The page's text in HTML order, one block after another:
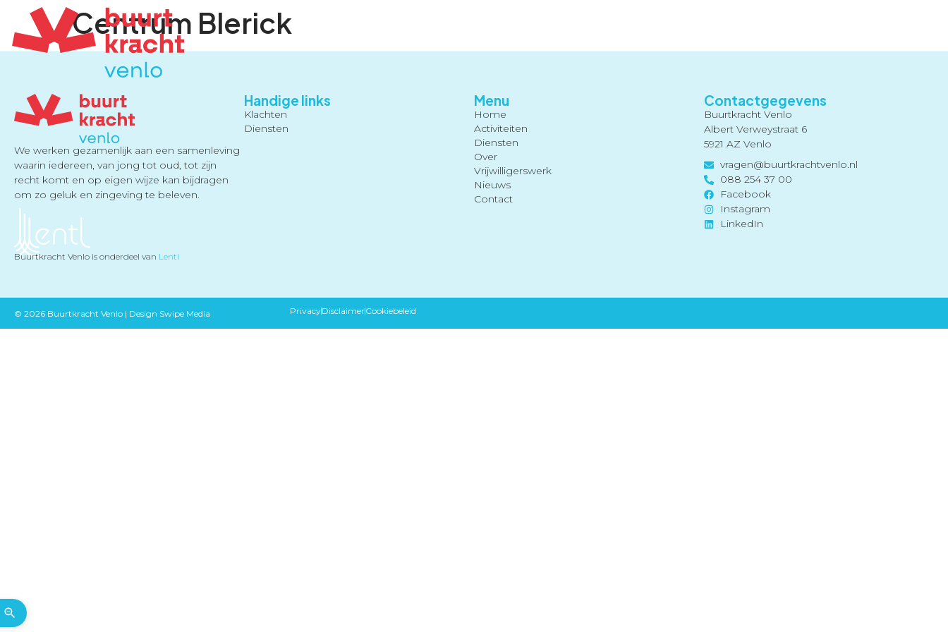
Centrum Blerick
We werken gezamenlijk aan een samenleving
waarin iedereen, van jong tot oud, tot zijn
recht komt en op eigen wijze kan bijdragen
om zo geluk en zingeving te beleven.
Buurtkracht Venlo is onderdeel van Lentl
Handige links
Klachten
Diensten
Menu
Home
Activiteiten
Diensten
Over
Vrijwilligerswerk
Nieuws
Contact
Contactgegevens
Buurtkracht Venlo
Albert Verweystraat 6
5921 AZ Venlo
vragen@buurtkrachtvenlo.nl
088 254 37 00
Facebook
Instagram
LinkedIn
© 2026 Buurtkracht Venlo | Design Swipe Media PrivacyDisclaimerCookiebeleid